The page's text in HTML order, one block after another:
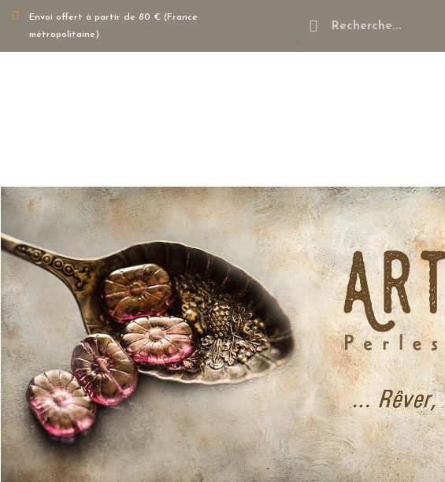
Envoi offert à partir de 80 € (France
métropolitaine)